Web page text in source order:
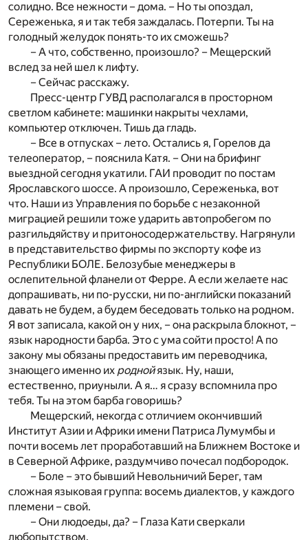
солидно. Все нежности – дома. – Но ты опоздал,
Сереженька, я и так тебя заждалась. Потерпи. Ты на
голодный желудок понять-то их сможешь?
– А что, собственно, произошло? – Мещерский
вслед за ней шел к лифту.
– Сейчас расскажу.
Пресс-центр ГУВД располагался в просторном
светлом кабинете: машинки накрыты чехлами,
компьютер отключен. Тишь да гладь.
– Все в отпусках – лето. Остались я, Горелов да
телеоператор, – пояснила Катя. – Они на брифинг
выездной сегодня укатили. ГАИ проводит по постам
Ярославского шоссе. А произошло, Сереженька, вот
что. Наши из Управления по борьбе с незаконной
миграцией решили тоже ударить автопробегом по
разгильдяйству и притоносодержательству. Нагрянули
в представительство фирмы по экспорту кофе из
Республики БОЛЕ. Белозубые менеджеры в
ослепительной фланели от Ферре. А если желаете нас
допрашивать, ни по-русски, ни по-английски показаний
давать не будем, а будем беседовать только на родном.
Я вот записала, какой он у них, – она раскрыла блокнот, –
язык народности барба. Это с ума сойти просто! А по
закону мы обязаны предоставить им переводчика,
знающего именно их роднойязык. Ну, наши,
естественно, приуныли. А я… я сразу вспомнила про
тебя. Ты на этом барба говоришь?
Мещерский, некогда с отличием окончивший
Институт Азии и Африки имени Патриса Лумумбы и
почти восемь лет проработавший на Ближнем Востоке и
в Северной Африке, раздумчиво почесал подбородок.
– Боле – это бывший Невольничий Берег, там
сложная языковая группа: восемь диалектов, у каждого
племени – свой.
– Они людоеды, да? – Глаза Кати сверкали
любопытством.